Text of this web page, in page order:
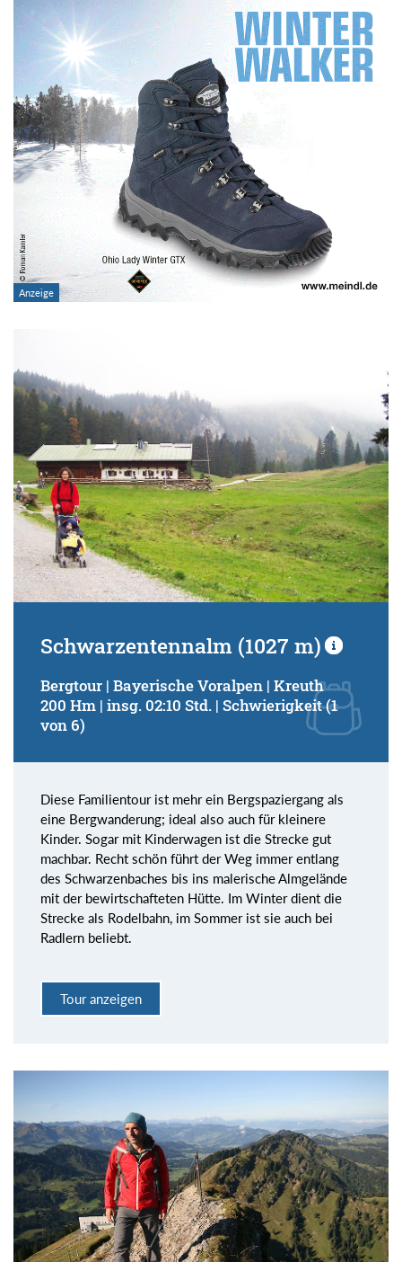
Schwarzentennalm (1027 m)
Bergtour | Bayerische Voralpen | Kreuth
200 Hm | insg. 02:10 Std. | Schwierigkeit (1
von 6)
Diese Familientour ist mehr ein Bergspaziergang als
eine Bergwanderung; ideal also auch für kleinere
Kinder. Sogar mit Kinderwagen ist die Strecke gut
machbar. Recht schön führt der Weg immer entlang
des Schwarzenbaches bis ins malerische Almgelände
mit der bewirtschafteten Hütte. Im Winter dient die
Strecke als Rodelbahn, im Sommer ist sie auch bei
Radlern beliebt.
Tour anzeigen